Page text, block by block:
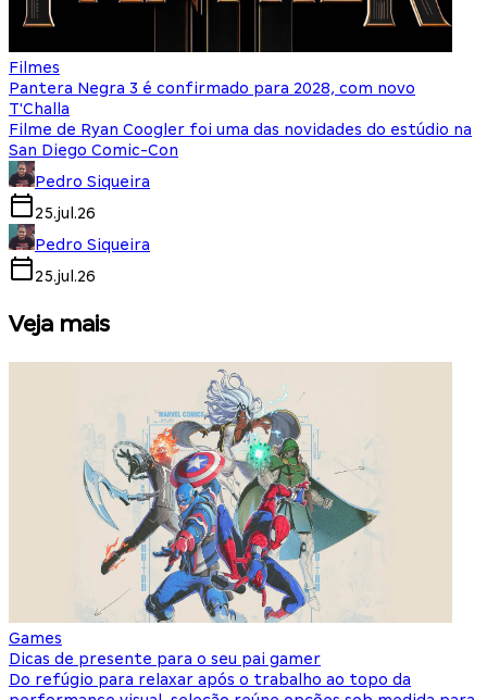
Filmes
Pantera Negra 3 é confirmado para 2028, com novo
T'Challa
Filme de Ryan Coogler foi uma das novidades do estúdio na
San Diego Comic-Con
Pedro Siqueira
25.jul.26
Pedro Siqueira
25.jul.26
Veja mais
Games
Dicas de presente para o seu pai gamer
Do refúgio para relaxar após o trabalho ao topo da